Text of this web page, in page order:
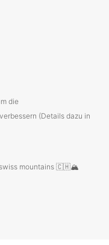
die
(Details dazu in
swiss mountains 🇨🇭🏔